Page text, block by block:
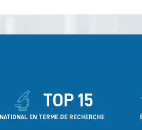
TOP 15
NATIONAL EN TERME DE RECHERCHE